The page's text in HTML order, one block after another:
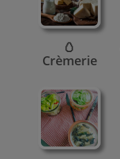
🥚
Crèmerie